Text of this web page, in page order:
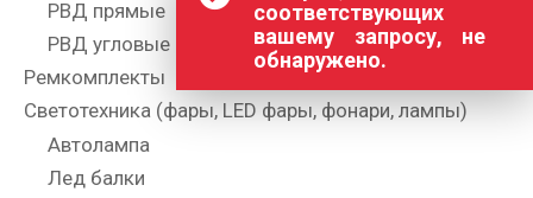
соответствующих
вашему запросу, не
обнаружено.
РВД прямые
РВД угловые
Ремкомплекты
Светотехника (фары, LED фары, фонари, лампы)
Автолампа
Лед балки